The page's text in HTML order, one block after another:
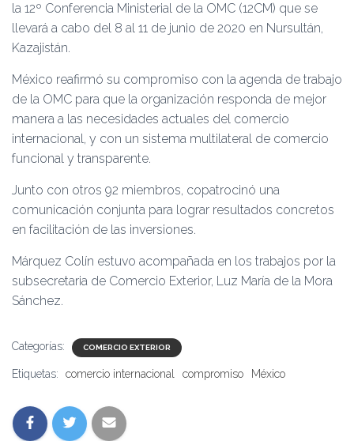
la 12º Conferencia Ministerial de la OMC (12CM) que se
llevará a cabo del 8 al 11 de junio de 2020 en Nursultán,
Kazajistán.
México reafirmó su compromiso con la agenda de trabajo
de la OMC para que la organización responda de mejor
manera a las necesidades actuales del comercio
internacional, y con un sistema multilateral de comercio
funcional y transparente.
Junto con otros 92 miembros, copatrocinó una
comunicación conjunta para lograr resultados concretos
en facilitación de las inversiones.
Márquez Colín estuvo acompañada en los trabajos por la
subsecretaria de Comercio Exterior, Luz María de la Mora
Sánchez.
Categorías: COMERCIO EXTERIOR
Etiquetas: comercio internacional compromiso México